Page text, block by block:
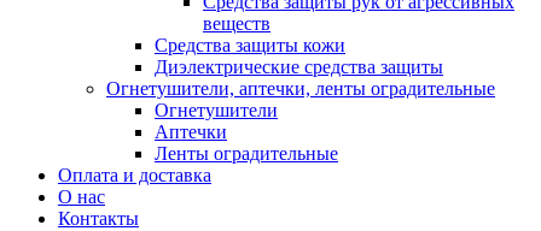
веществ
Средства защиты кожи
Диэлектрические средства защиты
Огнетушители, аптечки, ленты оградительные
Огнетушители
Аптечки
Ленты оградительные
Оплата и доставка
О нас
Контакты